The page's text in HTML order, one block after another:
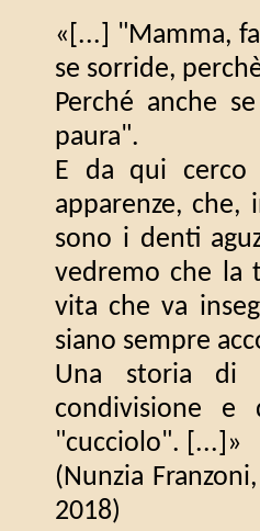
«[...] "Mamma,
se sorride,
Perché anche
paura".
E da qui cerco
apparenze, che,
sono i denti
vedremo che la
vita che va
siano sempre
Una storia di
condivisione
"cucciolo". [...]»
(Nunzia
2018)